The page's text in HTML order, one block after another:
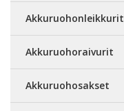
Akkuruohonleikkurit
Akkuruohoraivurit
Akkuruohosakset